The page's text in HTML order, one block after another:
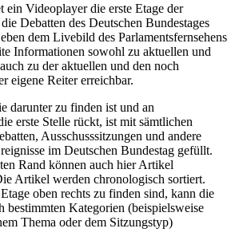
ein Videoplayer die erste Etage der
Debatten des Deutschen Bundestages
dem Livebild des Parlamentsfernsehens
Informationen sowohl zu aktuellen und
zu der aktuellen und den noch
eigene Reiter erreichbar.
darunter zu finden ist und an
erste Stelle rückt, ist mit sämtlichen
Ausschusssitzungen und andere
im Deutschen Bundestag gefüllt.
Rand können auch hier Artikel
Artikel werden chronologisch sortiert.
oben rechts zu finden sind, kann die
bestimmten Kategorien (beispielsweise
Thema oder dem Sitzungstyp)